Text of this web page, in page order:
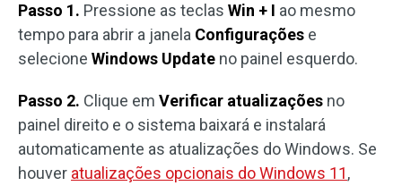
Passo 1. Pressione as teclas Win + I ao mesmo
tempo para abrir a janela Configurações e
selecione Windows Update no painel esquerdo.
Passo 2. Clique em Verificar atualizações no
painel direito e o sistema baixará e instalará
automaticamente as atualizações do Windows. Se
houver atualizações opcionais do Windows 11,